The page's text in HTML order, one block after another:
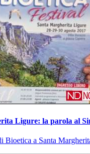
Ligure: la parola al
Bioetica a Santa